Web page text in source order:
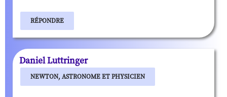
RÉPONDRE
Daniel Luttringer
NEWTON, ASTRONOME ET PHYSICIEN